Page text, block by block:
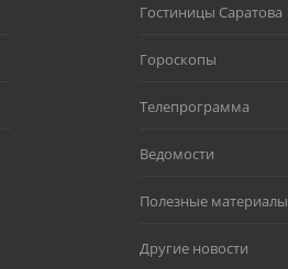
Гостиницы Саратова
Гороскопы
Телепрограмма
Ведомости
Полезные материалы
Другие новости